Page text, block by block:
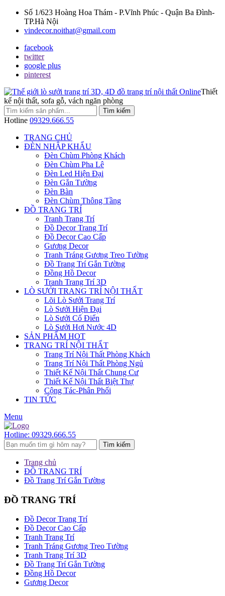
Số 1/623 Hoàng Hoa Thám - P.Vĩnh Phúc - Quận Ba Đình-
TP.Hà Nội
vindecor.noithat@gmail.com
facebook
twitter
google plus
pinterest
Thiết
kế nội thất, sofa gỗ, vách ngăn phòng
Tìm kiếm
Hotline 09329.666.55
TRANG CHỦ
ĐÈN NHẬP KHẨU
Đèn Chùm Phòng Khách
Đèn Chùm Pha Lê
Đèn Led Hiện Đại
Đèn Gắn Tường
Đèn Bàn
Đèn Chùm Thông Tầng
ĐỒ TRANG TRÍ
Tranh Trang Trí
Đồ Decor Trang Trí
Đồ Decor Cao Cấp
Gương Decor
Tranh Tráng Gương Treo Tường
Đồ Trang Trí Gắn Tường
Đồng Hồ Decor
Tranh Trang Trí 3D
LÒ SƯỞI TRANG TRÍ NỘI THẤT
Lõi Lò Sưởi Trang Trí
Lò Sưởi Hiện Đại
Lò Sưởi Cổ Điển
Lò Sưởi Hơi Nước 4D
SẢN PHẨM HOT
TRANG TRÍ NỘI THẤT
Trang Trí Nội Thất Phòng Khách
Trang Trí Nội Thất Phòng Ngủ
Thiết Kế Nội Thất Chung Cư
Thiết Kế Nội Thất Biệt Thự
Cộng Tác-Phân Phối
TIN TỨC
Menu
Hotline: 09329.666.55
Tìm kiếm
Trang chủ
ĐỒ TRANG TRÍ
Đồ Trang Trí Gắn Tường
ĐỒ TRANG TRÍ
Đồ Decor Trang Trí
Đồ Decor Cao Cấp
Tranh Trang Trí
Tranh Tráng Gương Treo Tường
Tranh Trang Trí 3D
Đồ Trang Trí Gắn Tường
Đồng Hồ Decor
Gương Decor